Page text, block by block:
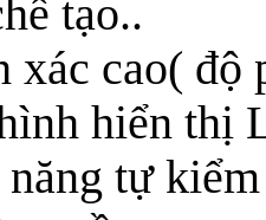
tạo..
cao( độ
hiển thị
tự kiểm